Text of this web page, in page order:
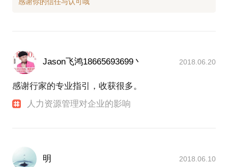
Jason飞鸿18665693699丶 2018.06.20
感谢行家的专业指引，收获很多。
人力资源管理对企业的影响
明 2018.06.10